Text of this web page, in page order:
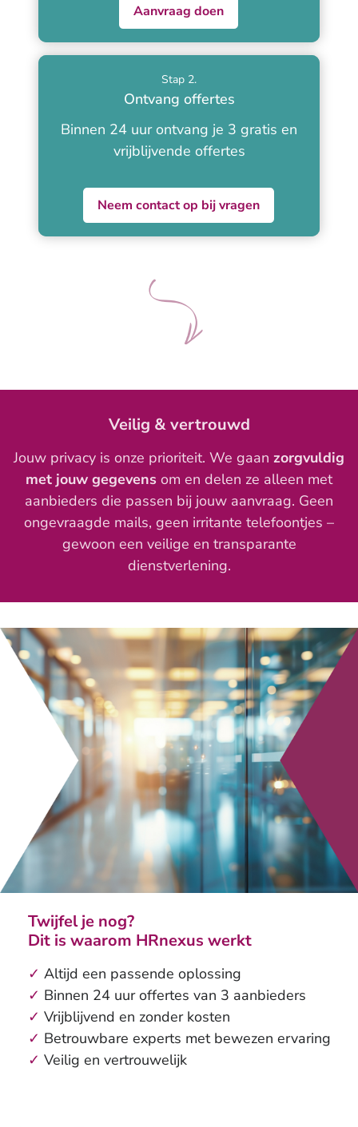
Aanvraag doen
Stap 2.
Ontvang offertes
Binnen 24 uur ontvang je 3 gratis en
vrijblijvende offertes
Neem contact op bij vragen
Veilig & vertrouwd
Jouw privacy is onze prioriteit. We gaan zorgvuldig
met jouw gegevens om en delen ze alleen met
aanbieders die passen bij jouw aanvraag. Geen
ongevraagde mails, geen irritante telefoontjes –
gewoon een veilige en transparante
dienstverlening.
Twijfel je nog?
Dit is waarom HRnexus werkt
✓ Altijd een passende oplossing
✓ Binnen 24 uur offertes van 3 aanbieders
✓ Vrijblijvend en zonder kosten
✓ Betrouwbare experts met bewezen ervaring
✓ Veilig en vertrouwelijk